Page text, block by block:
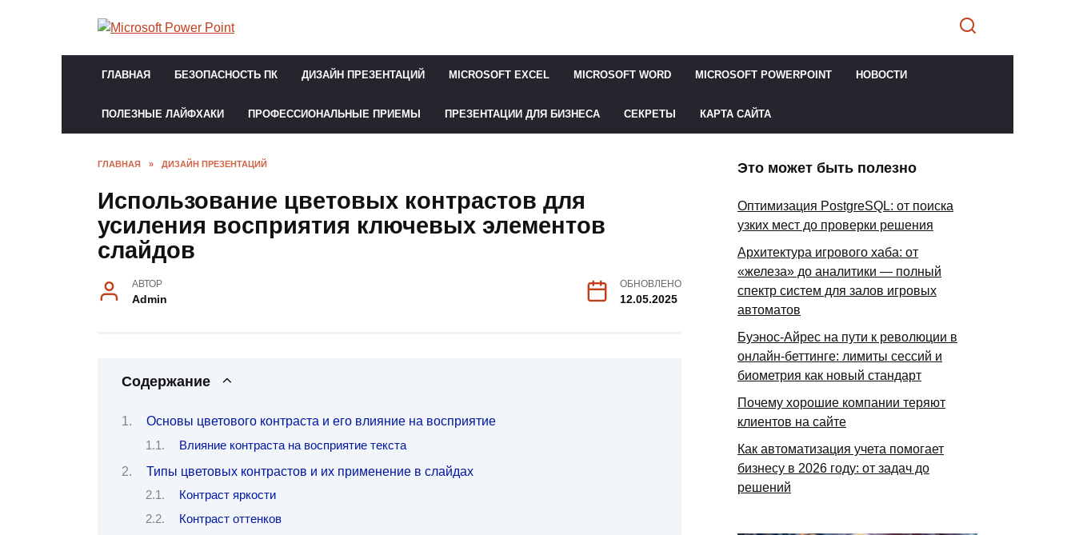
ГЛАВНАЯ БЕЗОПАСНОСТЬ ПК ДИЗАЙН ПРЕЗЕНТАЦИЙ MICROSOFT EXCEL MICROSOFT WORD MICROSOFT POWERPOINT НОВОСТИ
ПОЛЕЗНЫЕ ЛАЙФХАКИ ПРОФЕССИОНАЛЬНЫЕ ПРИЕМЫ ПРЕЗЕНТАЦИИ ДЛЯ БИЗНЕСА СЕКРЕТЫ КАРТА САЙТА
ГЛАВНАЯ » ДИЗАЙН ПРЕЗЕНТАЦИЙ
Использование цветовых контрастов для
усиления восприятия ключевых элементов
слайдов
АВТОР
Admin
ОБНОВЛЕНО
12.05.2025
Содержание
Основы цветового контраста и его влияние на восприятие
Влияние контраста на восприятие текста
Типы цветовых контрастов и их применение в слайдах
Контраст яркости
Контраст оттенков
Это может быть полезно
Оптимизация PostgreSQL: от поиска
узких мест до проверки решения
Архитектура игрового хаба: от
«железа» до аналитики — полный
спектр систем для залов игровых
автоматов
Буэнос-Айрес на пути к революции в
онлайн-беттинге: лимиты сессий и
биометрия как новый стандарт
Почему хорошие компании теряют
клиентов на сайте
Как автоматизация учета помогает
бизнесу в 2026 году: от задач до
решений